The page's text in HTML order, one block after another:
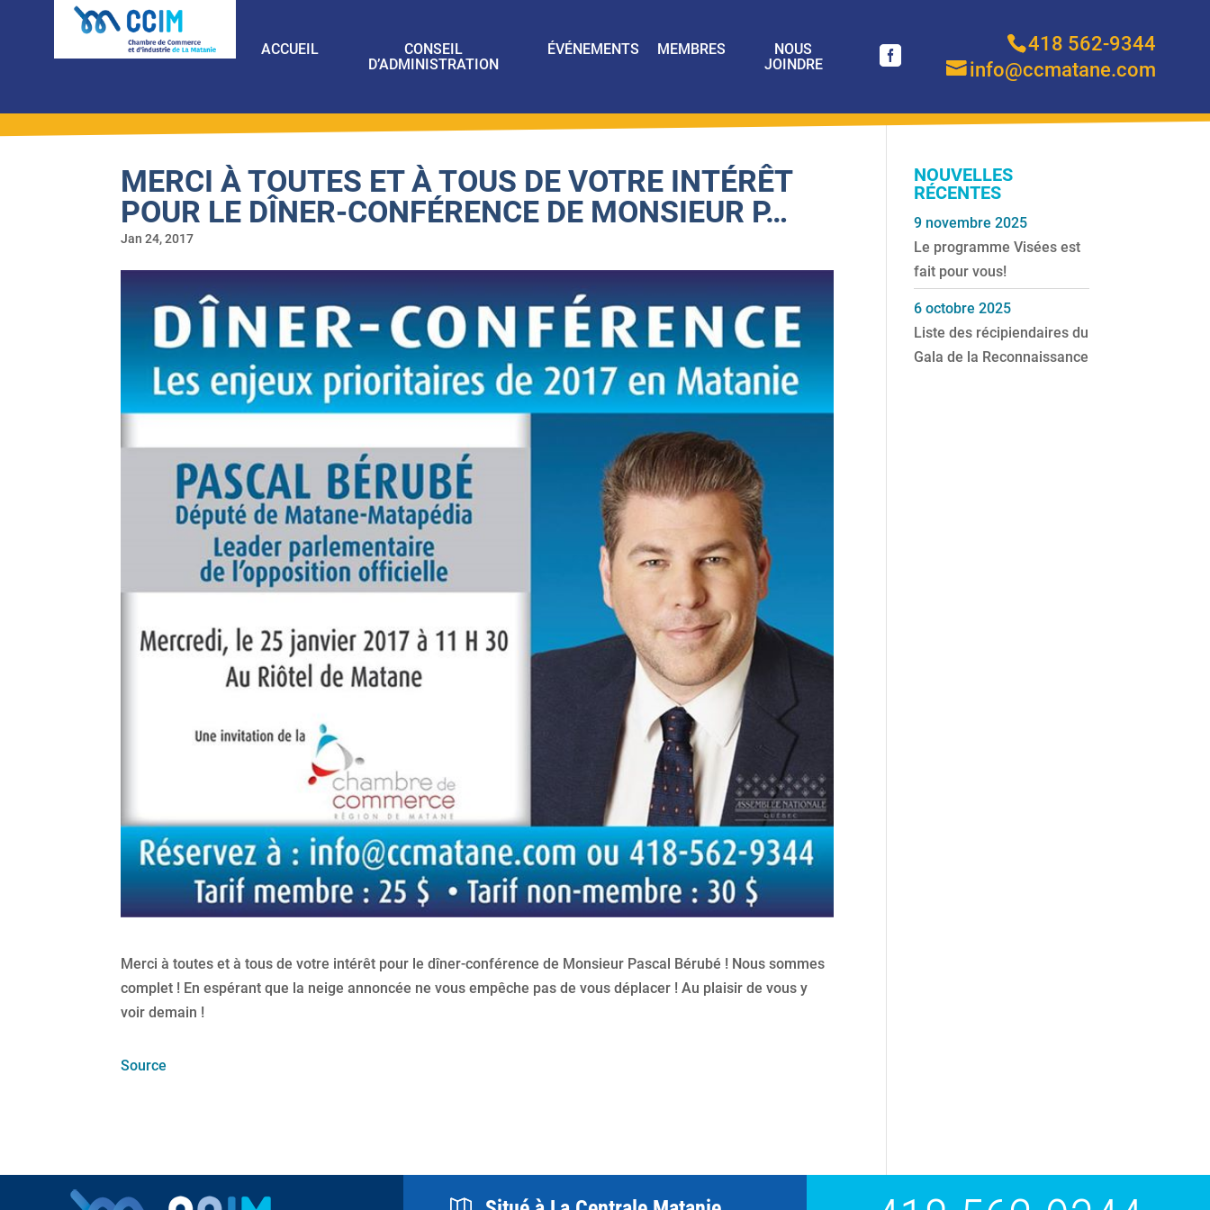
ACCUEIL
CONSEIL
D’ADMINISTRATION
ÉVÉNEMENTS MEMBRES
NOUS
JOINDRE
418 562-9344
info@ccmatane.com
MERCI À TOUTES ET À TOUS DE VOTRE INTÉRÊT
POUR LE DÎNER-CONFÉRENCE DE MONSIEUR P…
Jan 24, 2017
Merci à toutes et à tous de votre intérêt pour le dîner-conférence de Monsieur Pascal Bérubé ! Nous sommes
complet ! En espérant que la neige annoncée ne vous empêche pas de vous déplacer ! Au plaisir de vous y
voir demain !
Source
NOUVELLES
RÉCENTES
Le programme Visées est
fait pour vous!
9 novembre 2025
Liste des récipiendaires du
Gala de la Reconnaissance
6 octobre 2025